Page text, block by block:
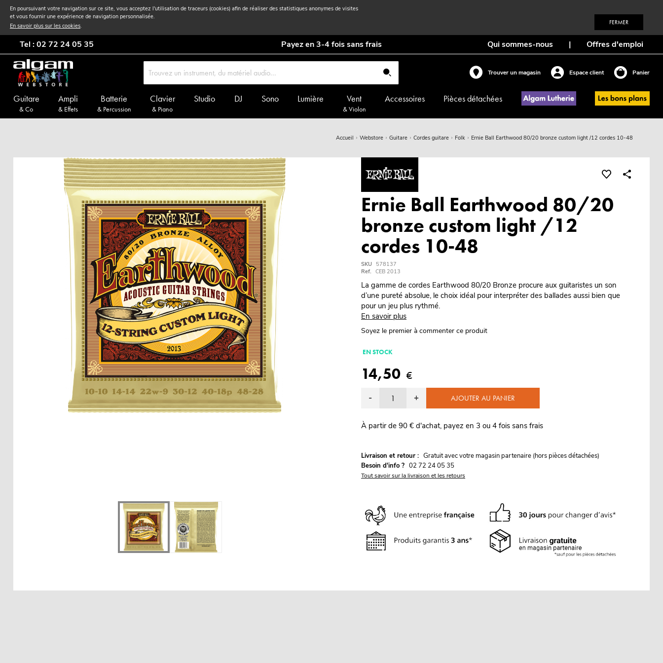
En poursuivant votre navigation sur ce site, vous acceptez l'utilisation de traceurs (cookies) afin de réaliser des statistiques anonymes de visites
et vous fournir une expérience de navigation personnalisée.
En savoir plus sur les cookies. FERMER
Tel : 02 72 24 05 35 Payez en 3-4 fois sans frais Qui sommes-nous | Offres d'emploi
Trouver un magasin Espace client Panier
Guitare
& Co
Ampli
& Effets
Batterie
& Percussion
Clavier
& Piano
Studio DJ Sono Lumière Vent
& Violon
Accessoires Pièces détachées
Accueil Webstore Guitare Cordes guitare Folk Ernie Ball Earthwood 80/20 bronze custom light /12 cordes 10-48
Ernie Ball Earthwood 80/20
bronze custom light /12
cordes 10-48
SKU 578137
Ref. CEB 2013
La gamme de cordes Earthwood 80/20 Bronze procure aux guitaristes un son
d’une pureté absolue, le choix idéal pour interpréter des ballades aussi bien que
pour un jeu plus rythmé.
En savoir plus
Soyez le premier à commenter ce produit
EN STOCK
14,50 €
- + AJOUTER AU PANIER
À partir de 90 € d'achat, payez en 3 ou 4 fois sans frais
Livraison et retour : Gratuit avec votre magasin partenaire (hors pièces détachées)
Besoin d'info ? 02 72 24 05 35
Tout savoir sur la livraison et les retours